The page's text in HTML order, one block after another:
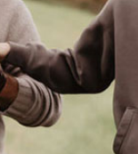
Unser
Schnaps